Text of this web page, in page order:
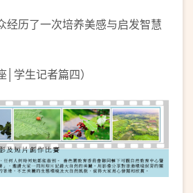
经历了一次培养美感与启发智慧
│学生记者篇四）